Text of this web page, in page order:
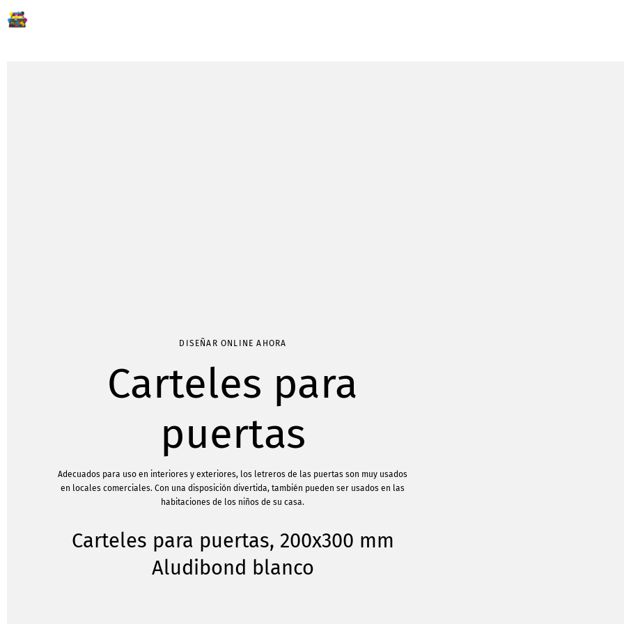
DISEÑAR ONLINE AHORA
Carteles para
puertas
Adecuados para uso en interiores y exteriores, los letreros de las puertas son muy usados
en locales comerciales. Con una disposición divertida, también pueden ser usados en las
habitaciones de los niños de su casa.
Carteles para puertas, 200x300 mm
Aludibond blanco